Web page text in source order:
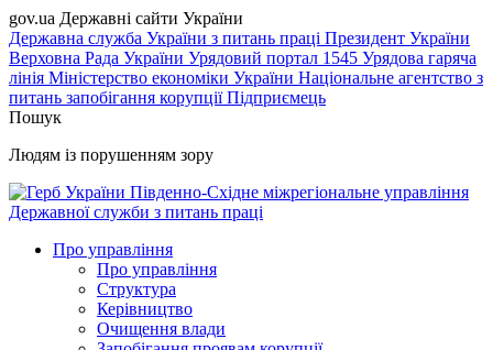
gov.ua Державні сайти України
Державна служба України з питань праці Президент України
Верховна Рада України Урядовий портал 1545 Урядова гаряча
лінія Міністерство економіки України Національне агентство з
питань запобігання корупціїПідприємець
Пошук
Людям із порушенням зору
Південно-Східне міжрегіональне управління
Державної служби з питань праці
Про управління
Про управління
Структура
Керівництво
Очищення влади